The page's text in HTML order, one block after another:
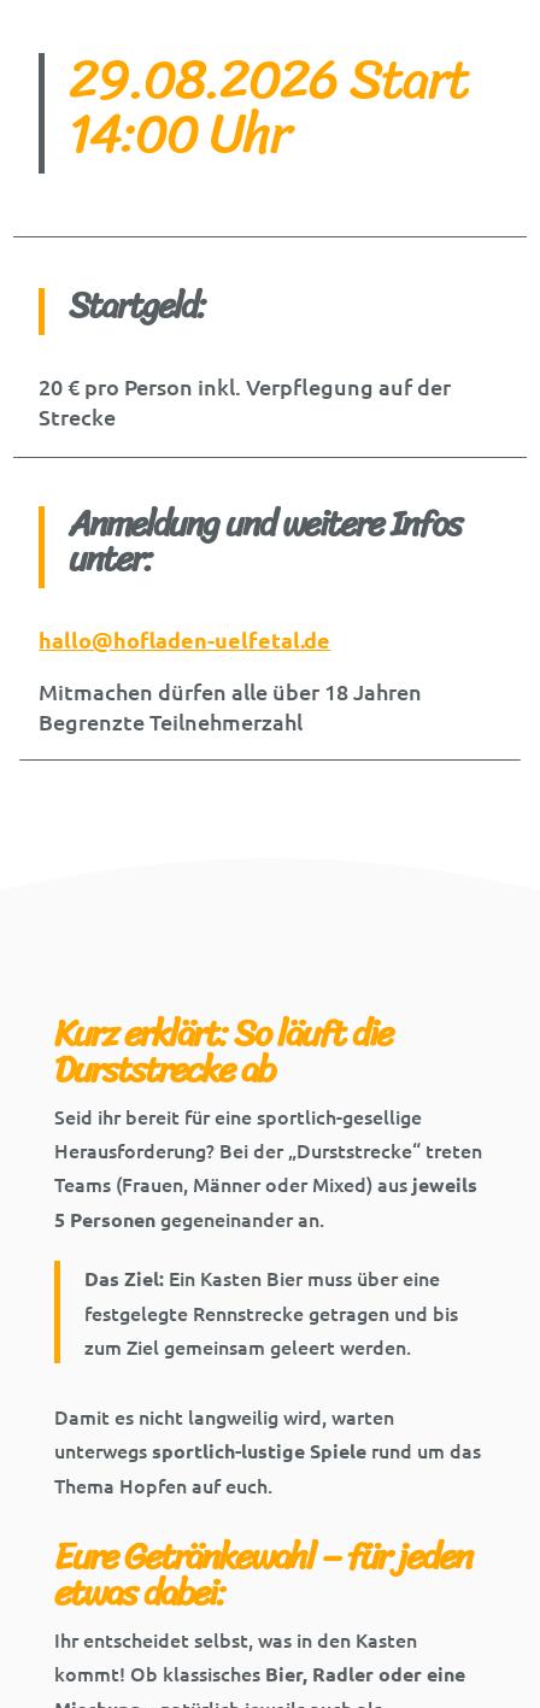
29.08.2026 Start
14:00 Uhr
Startgeld:
20 € pro Person inkl. Verpflegung auf der
Strecke
Anmeldung und weitere Infos
unter:
hallo@hofladen-uelfetal.de
Mitmachen dürfen alle über 18 Jahren
Begrenzte Teilnehmerzahl
Kurz erklärt: So läuft die
Durststrecke ab
Seid ihr bereit für eine sportlich-gesellige
Herausforderung? Bei der „Durststrecke“ treten
Teams (Frauen, Männer oder Mixed) aus jeweils
5 Personengegeneinander an.
Das Ziel:Ein Kasten Bier muss über eine
festgelegte Rennstrecke getragen und bis
zum Ziel gemeinsam geleert werden.
Damit es nicht langweilig wird, warten
unterwegssportlich-lustige Spielerund um das
Thema Hopfen auf euch.
Eure Getränkewahl – für jeden
etwas dabei:
Ihr entscheidet selbst, was in den Kasten
kommt! Ob klassisches Bier, Radler oder eine